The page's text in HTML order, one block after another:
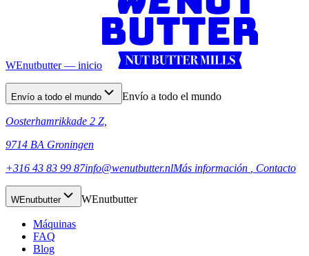
WEnutbutter — inicio
Envío a todo el mundo Envío a todo el mundo
Oosterhamrikkade 2 Z,
9714 BA Groningen
+316 43 83 99 87info@wenutbutter.nlMás información , Contacto
WEnutbutter WEnutbutter
Máquinas
FAQ
Blog